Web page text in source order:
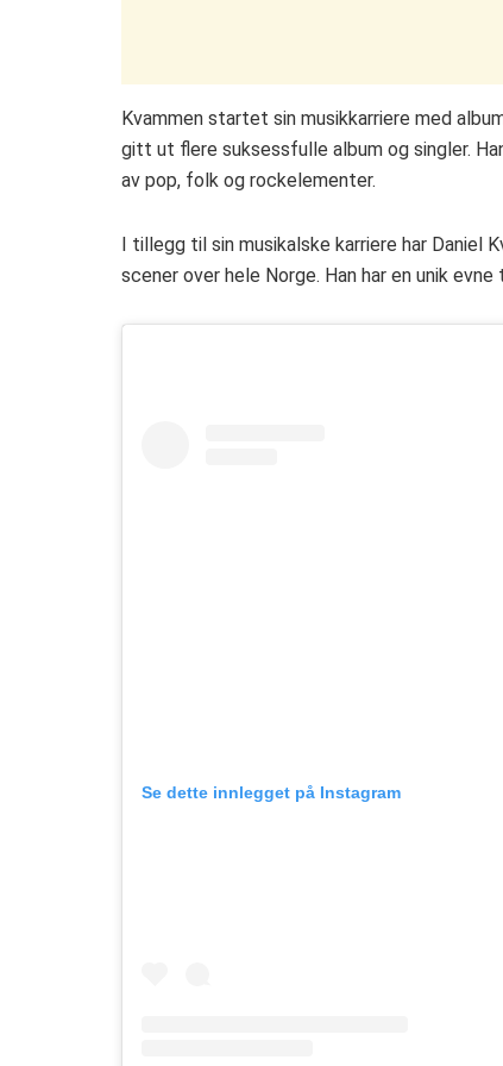
Kvammen startet sin musikkarriere med
gitt ut flere suksessfulle album og singler.
av pop, folk og rockelementer.
I tillegg til sin musikalske karriere har
scener over hele Norge. Han har en unik
Se dette innlegget på Instagram